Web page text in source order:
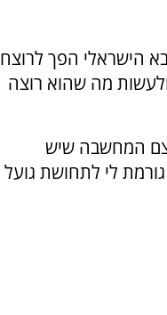
הישראלי הפך לרוצח
מה שהוא רוצה
המחשבה שיש
לי לתחושת גועל